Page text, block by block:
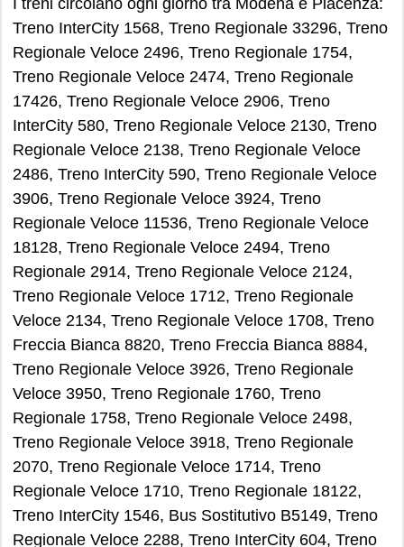
I treni circolano ogni giorno tra Modena e Piacenza:
Treno InterCity 1568, Treno Regionale 33296, Treno
Regionale Veloce 2496, Treno Regionale 1754,
Treno Regionale Veloce 2474, Treno Regionale
17426, Treno Regionale Veloce 2906, Treno
InterCity 580, Treno Regionale Veloce 2130, Treno
Regionale Veloce 2138, Treno Regionale Veloce
2486, Treno InterCity 590, Treno Regionale Veloce
3906, Treno Regionale Veloce 3924, Treno
Regionale Veloce 11536, Treno Regionale Veloce
18128, Treno Regionale Veloce 2494, Treno
Regionale 2914, Treno Regionale Veloce 2124,
Treno Regionale Veloce 1712, Treno Regionale
Veloce 2134, Treno Regionale Veloce 1708, Treno
Freccia Bianca 8820, Treno Freccia Bianca 8884,
Treno Regionale Veloce 3926, Treno Regionale
Veloce 3950, Treno Regionale 1760, Treno
Regionale 1758, Treno Regionale Veloce 2498,
Treno Regionale Veloce 3918, Treno Regionale
2070, Treno Regionale Veloce 1714, Treno
Regionale Veloce 1710, Treno Regionale 18122,
Treno InterCity 1546, Bus Sostitutivo B5149, Treno
Regionale Veloce 2288, Treno InterCity 604, Treno